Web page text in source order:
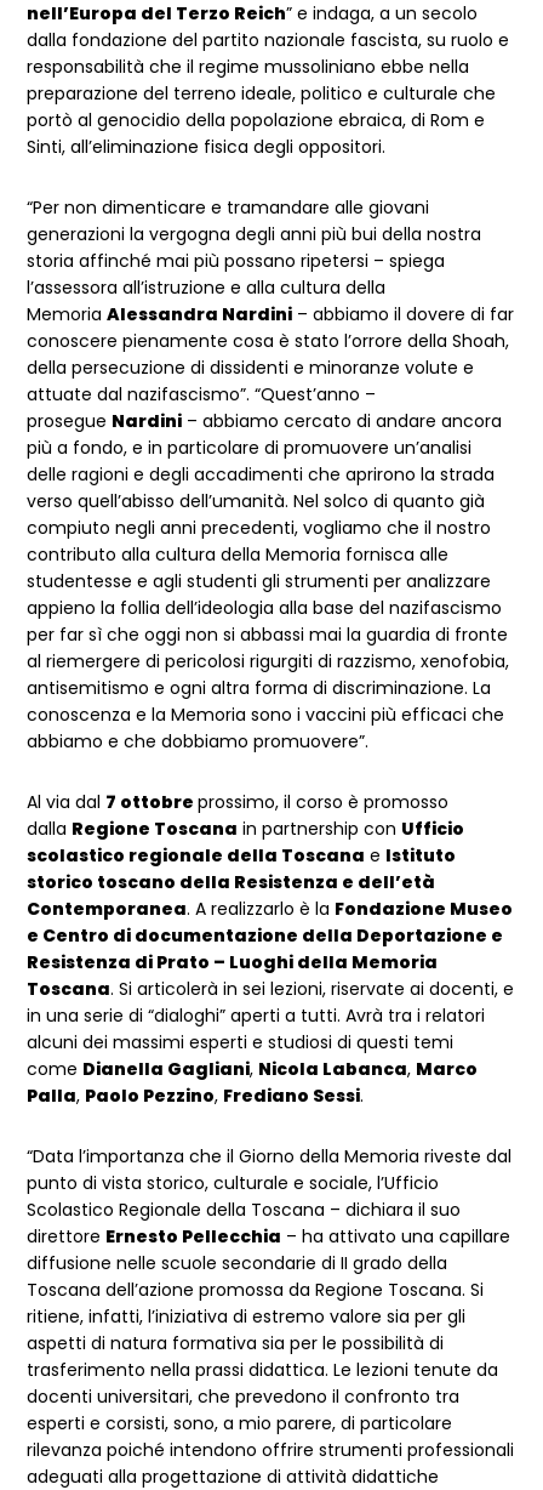
nell’Europa del Terzo Reich” e indaga, a un secolo
dalla fondazione del partito nazionale fascista, su ruolo e
responsabilità che il regime mussoliniano ebbe nella
preparazione del terreno ideale, politico e culturale che
portò al genocidio della popolazione ebraica, di Rom e
Sinti, all’eliminazione fisica degli oppositori.
“Per non dimenticare e tramandare alle giovani
generazioni la vergogna degli anni più bui della nostra
storia affinché mai più possano ripetersi – spiega
l’assessora all’istruzione e alla cultura della
MemoriaAlessandra Nardini – abbiamo il dovere di far
conoscere pienamente cosa è stato l’orrore della Shoah,
della persecuzione di dissidenti e minoranze volute e
attuate dal nazifascismo”. “Quest’anno –
prosegue Nardini – abbiamo cercato di andare ancora
più a fondo, e in particolare di promuovere un’analisi
delle ragioni e degli accadimenti che aprirono la strada
verso quell’abisso dell’umanità. Nel solco di quanto già
compiuto negli anni precedenti, vogliamo che il nostro
contributo alla cultura della Memoria fornisca alle
studentesse e agli studenti gli strumenti per analizzare
appieno la follia dell’ideologia alla base del nazifascismo
per far sì che oggi non si abbassi mai la guardia di fronte
al riemergere di pericolosi rigurgiti di razzismo, xenofobia,
antisemitismo e ogni altra forma di discriminazione. La
conoscenza e la Memoria sono i vaccini più efficaci che
abbiamo e che dobbiamo promuovere”.
Al via dal 7 ottobreprossimo, il corso è promosso
dalla Regione Toscana in partnership con Ufficio
scolastico regionale della Toscana e Istituto
storico toscano della Resistenza e dell’età
Contemporanea. A realizzarlo è la Fondazione Museo
e Centro di documentazione della Deportazione e
Resistenza di Prato – Luoghi della Memoria
Toscana. Si articolerà in sei lezioni, riservate ai docenti, e
in una serie di “dialoghi” aperti a tutti. Avrà tra i relatori
alcuni dei massimi esperti e studiosi di questi temi
come Dianella Gagliani, Nicola Labanca, Marco
Palla, Paolo Pezzino, Frediano Sessi.
“Data l’importanza che il Giorno della Memoria riveste dal
punto di vista storico, culturale e sociale, l’Ufficio
Scolastico Regionale della Toscana – dichiara il suo
direttore Ernesto Pellecchia – ha attivato una capillare
diffusione nelle scuole secondarie di II grado della
Toscana dell’azione promossa da Regione Toscana. Si
ritiene, infatti, l’iniziativa di estremo valore sia per gli
aspetti di natura formativa sia per le possibilità di
trasferimento nella prassi didattica. Le lezioni tenute da
docenti universitari, che prevedono il confronto tra
esperti e corsisti, sono, a mio parere, di particolare
rilevanza poiché intendono offrire strumenti professionali
adeguati alla progettazione di attività didattiche